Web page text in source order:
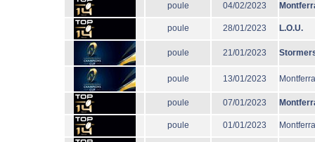
poule 04/02/2023
poule 28/01/2023 L.O.U.
poule 21/01/2023
poule 13/01/2023
poule 07/01/2023
poule 01/01/2023